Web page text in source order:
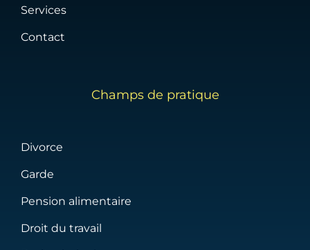
Services
Contact
Champs de pratique
Divorce
Garde
Pension alimentaire
Droit du travail